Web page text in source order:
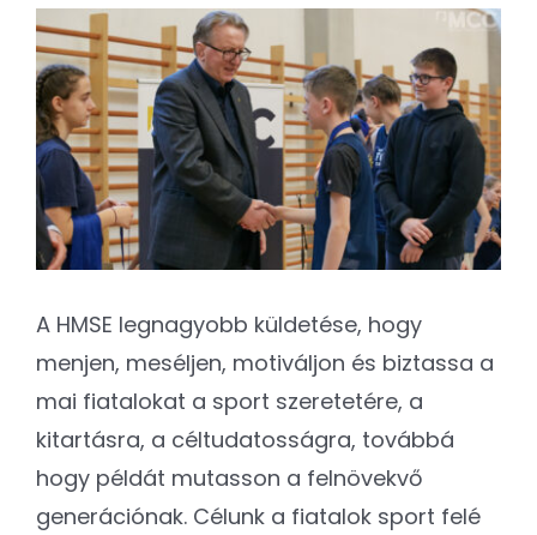
View
Larger
Image
A HMSE legnagyobb küldetése, hogy
menjen, meséljen, motiváljon és biztassa a
mai fiatalokat a sport szeretetére, a
kitartásra, a céltudatosságra, továbbá
hogy példát mutasson a felnövekvő
generációnak. Célunk a fiatalok sport felé